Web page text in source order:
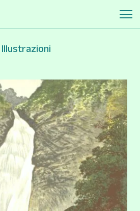
Illustrazioni